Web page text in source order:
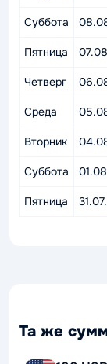
Суббота
Пятница
Четверг
Среда
Вторник
Суббота
Пятница
Та же